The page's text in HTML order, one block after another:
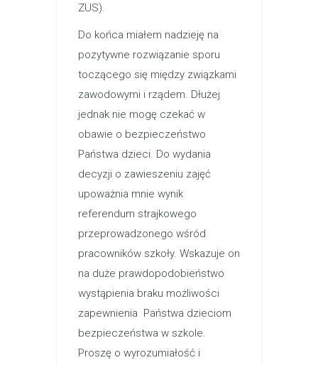
ZUS).
Do końca miałem nadzieję na
pozytywne rozwiązanie sporu
toczącego się między związkami
zawodowymi i rządem. Dłużej
jednak nie mogę czekać w
obawie o bezpieczeństwo
Państwa dzieci. Do wydania
decyzji o zawieszeniu zajęć
upoważnia mnie wynik
referendum strajkowego
przeprowadzonego wśród
pracowników szkoły. Wskazuje on
na duże prawdopodobieństwo
wystąpienia braku możliwości
zapewnienia Państwa dzieciom
bezpieczeństwa w szkole.
Proszę o wyrozumiałość i